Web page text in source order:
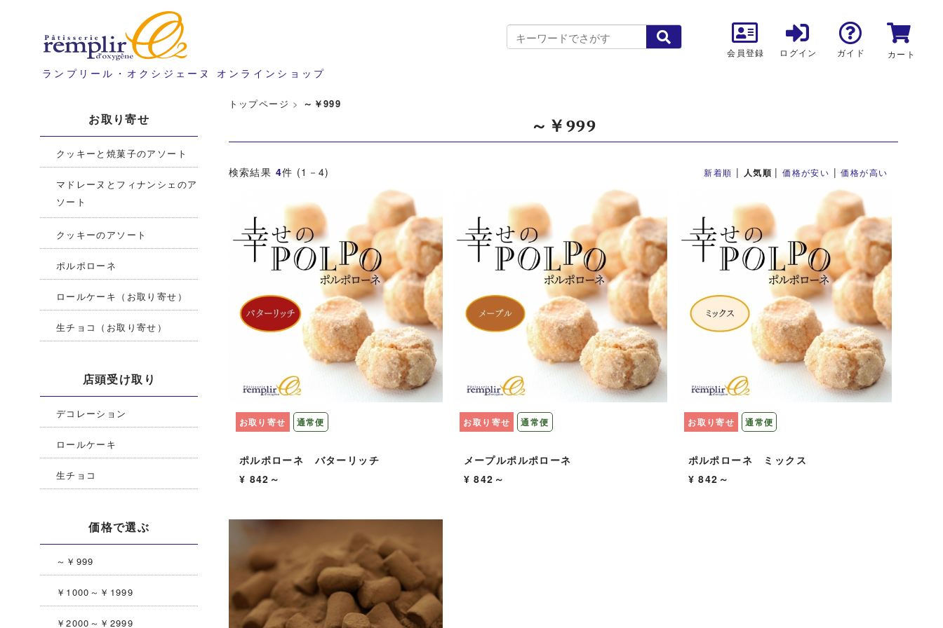
会員登録 ログイン ガイド カート
ランプリール・オクシジェーヌ オンラインショップ
お取り寄せ
クッキーと焼菓子のアソート
マドレーヌとフィナンシェのア
ソート
クッキーのアソート
ポルポローネ
ロールケーキ（お取り寄せ）
生チョコ（お取り寄せ）
店頭受け取り
デコレーション
ロールケーキ
生チョコ
価格で選ぶ
～￥999
￥1000～￥1999
￥2000～￥2999
トップページ > ～￥999
～￥999
検索結果 4件 (1－4) 新着順 | 人気順 |価格が安い |価格が高い
お取り寄せ 通常便
ポルポローネ バターリッチ
¥ 842～
お取り寄せ 通常便
メープルポルポローネ
¥ 842～
お取り寄せ 通常便
ポルポローネ ミックス
¥ 842～